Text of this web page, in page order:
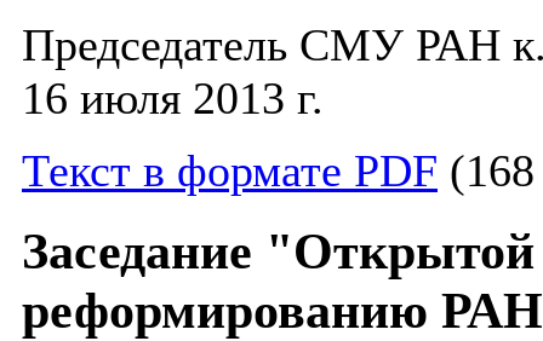
Председатель СМУ РАН
16 июля 2013 г.
Текст в формате PDF
Заседание
реформированию РАН